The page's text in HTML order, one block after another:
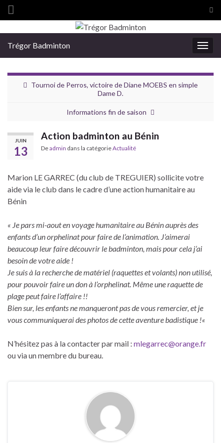
Search for:
Trégor Badminton
Tournoi de Perros, victoire de Diane MOEBS en simple
Dame D.
Informations fin de saison
JUIN
13
Action badminton au Bénin
Deadmin dans la catégorieActualité
Marion LE GARREC (du club de TREGUIER) sollicite votre
aide via le club dans le cadre d’une action humanitaire au
Bénin
« Jepars mi-aout en voyage humanitaire au Bénin auprès des
enfants d’un orphelinat pour faire de l’animation. J’aimerai
beaucoup leur faire découvrir le badminton, mais pour cela j’ai
besoin de votre aide !
Je suis à la recherche de matériel (raquettes et volants) non utilisé,
pour pouvoir faire un don à l’orphelinat. Même une raquette de
plage peut faire l’affaire !!
Bien sur, les enfants ne manqueront pas de vous remercier, et je
vous communiquerai des photos de cette aventure badistique !«
N’hésitez pas à la contacter par mail : mlegarrec@orange.fr
ou via un membre du bureau.